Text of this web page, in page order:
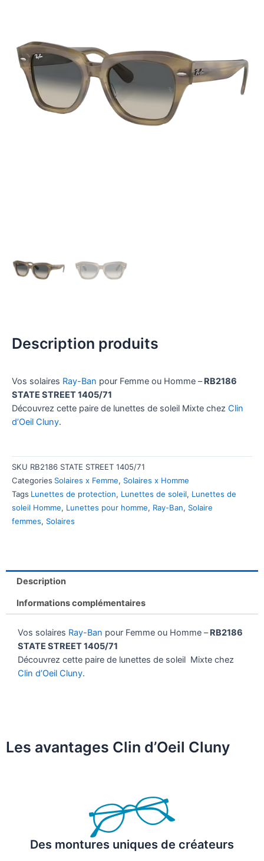
Description produits
Vos solaires Ray-Ban pour Femme ou Homme –RB2186
STATE STREET 1405/71
Découvrez cette paire de lunettes de soleil Mixte chez Clin
d’Oeil Cluny.
SKU RB2186 STATE STREET 1405/71
Categories Solaires x Femme, Solaires x Homme
Tags Lunettes de protection, Lunettes de soleil, Lunettes de
soleil Homme, Lunettes pour homme, Ray-Ban, Solaire
femmes, Solaires
Description
Informations complémentaires
Vos solaires Ray-Ban pour Femme ou Homme –RB2186
STATE STREET 1405/71
Découvrez cette paire de lunettes de soleil Mixte chez
Clin d’Oeil Cluny.
Les avantages Clin d’Oeil Cluny
Des montures uniques de créateurs